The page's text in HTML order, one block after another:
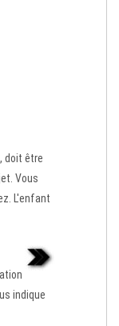
doit être
Vous
L'enfant
indique